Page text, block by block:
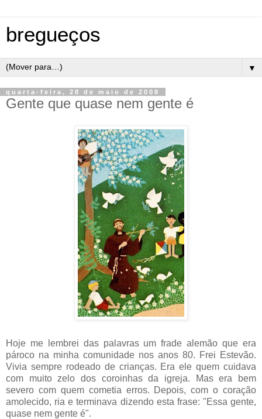
bregueços
▼
quarta-feira, 28 de maio de 2008
Gente que quase nem gente é
Hoje me lembrei das palavras um frade alemão que era
pároco na minha comunidade nos anos 80. Frei Estevão.
Vivia sempre rodeado de crianças. Era ele quem cuidava
com muito zelo dos coroinhas da igreja. Mas era bem
severo com quem cometia erros. Depois, com o coração
amolecido, ria e terminava dizendo esta frase: "Essa gente,
quase nem gente é".